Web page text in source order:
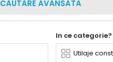
CAUTARE AVANSATA
In ce categorie?